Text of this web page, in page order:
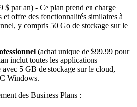
$ par an) - Ce plan prend en charge
et offre des fonctionnalités similaires à
y compris 50 Go de stockage sur le
(achat unique de $99.99 pour
inclut toutes les applications
5 GB de stockage sur le cloud,
Windows.
des Business Plans :